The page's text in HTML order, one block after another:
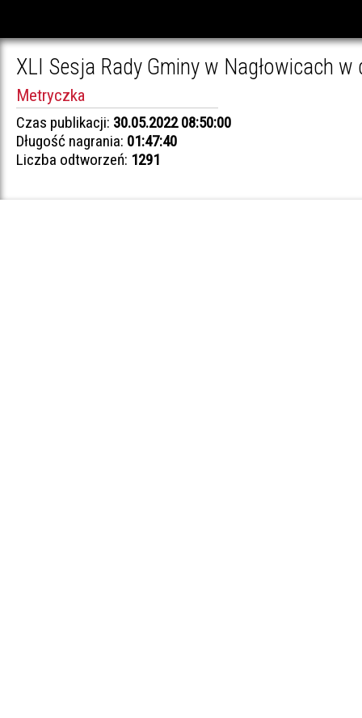
XLI Sesja Rady Gminy w Nagłowicach
Metryczka
Czas publikacji: 30.05.2022 08:50:00
Długość nagrania: 01:47:40
Liczba odtworzeń: 1291